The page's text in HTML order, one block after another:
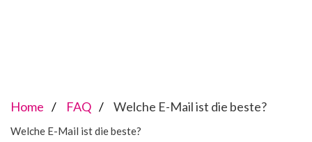
Home FAQ Welche E-Mail ist die beste?
Welche E-Mail ist die beste?